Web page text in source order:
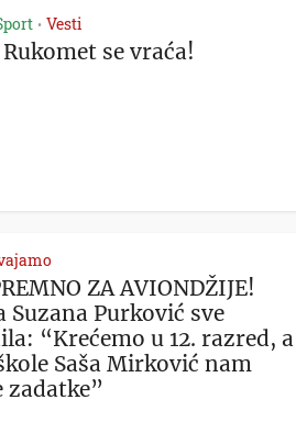
• Vesti
se vraća!
ZA AVIONDŽIJE!
Suzana Purković sve
“Krećemo u 12. razred, a
Saša Mirković nam
zadatke”